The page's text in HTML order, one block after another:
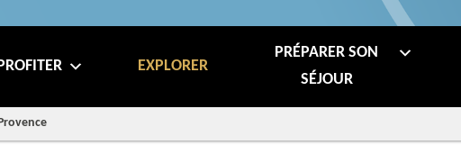
PROFITER EXPLORER
PRÉPARER SON
SÉJOUR